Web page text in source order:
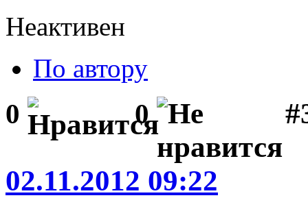
Неактивен
По автору
0 0
02.11.2012 09:22